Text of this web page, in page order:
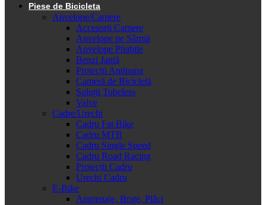
Piese de Bicicleta
Anvelope/Camere
Accesorii Camere
Anvelope pe Sârmă
Anvelope Pliabile
Benzi Jantă
Protecții Antipana
Cameră de Bicicletă
Soluții Tubeless
Valve
Cadre/Urechi
Cadru Fat Bike
Cadru MTB
Cadru Single Speed
Cadru Road Racing
Protecții Cadru
Urechi Cadru
E-Bike
Angrenaje, Brațe, Plăci